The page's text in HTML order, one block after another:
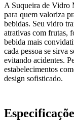
A Suqueira de Vidro
para quem valoriza
bebidas. Seu vidro
atrativas com frutas,
bebida mais
cada pessoa se sirva
evitando acidentes.
estabelecimentos
design sofisticado.